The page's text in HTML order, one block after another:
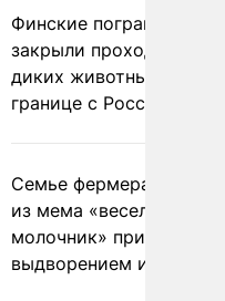
Финские пограничники
закрыли проходы для
диких животных на
границе с Россией
Семье фермера
из мема «веселый
молочник» пригрозили
выдворением из